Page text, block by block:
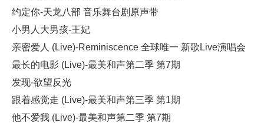
约定你-天龙八部 音乐舞台剧原声带
小男人大男孩-王妃
亲密爱人 (Live)-Reminiscence 全球唯一 新歌Live演唱会
最长的电影 (Live)-最美和声第二季 第7期
发现-欲望反光
跟着感觉走 (Live)-最美和声第三季 第1期
他不爱我 (Live)-最美和声第二季 第7期